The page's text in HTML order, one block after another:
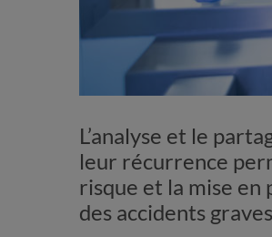
L’analyse et le
leur récurrence
risque et la mise en
des accidents